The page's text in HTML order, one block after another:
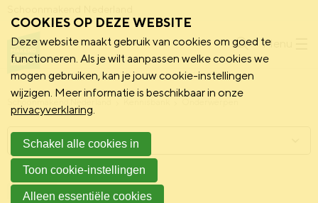
Menu
Schoonmakend Nederland
Vereniging 11 juni 2021
Menu
COOKIES OP DEZE WEBSITE
Deze website maakt gebruik van cookies om goed te
functioneren. Als je wilt aanpassen welke cookies we
mogen gebruiken, kan je jouw cookie-instellingen
wijzigen. Meer informatie is beschikbaar in onze
privacyverklaring.
Schakel alle cookies in
Toon cookie-instellingen
Alleen essentiële cookies